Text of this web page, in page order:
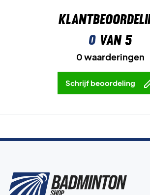
0van 5
0 waarderingen
Schrijf beoordeling